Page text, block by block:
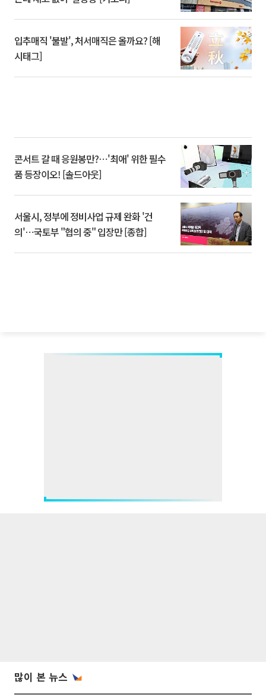
입추매직 '불발', 처서매직은 올까요? [해
시태그]
콘서트 갈 때 응원봉만?⋯'최애' 위한 필수
품 등장이오! [솔드아웃]
서울시, 정부에 정비사업 규제 완화 '건
의'⋯국토부 "협의 중" 입장만 [종합]
많이 본 뉴스